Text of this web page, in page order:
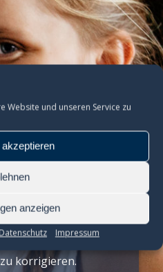
Website und unseren Service zu
anzeigen
Datenschutz Impressum
mit Alignern
Clearaligner) ist
Weg Ihre
korrigieren.